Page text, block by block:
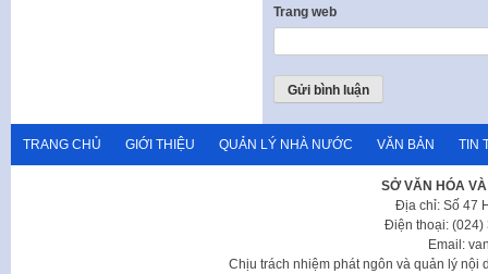
Trang web
TRANG CHỦ GIỚI THIỆU QUẢN LÝ NHÀ NƯỚC VĂN BẢN TIN
SỞ VĂN HÓA
Địa chỉ: Số 47
Điện thoại: (024)
Email:
Chịu trách nhiệm phát ngôn và quản lý nội